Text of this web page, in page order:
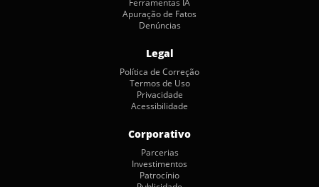
Apuração de Fatos
Denúncias
Legal
Política de Correção
Termos de Uso
Privacidade
Acessibilidade
Corporativo
Parcerias
Investimentos
Patrocínio